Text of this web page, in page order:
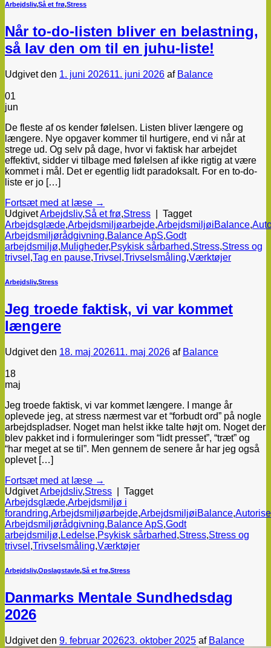
Arbejdsliv,Så et frø,Stress
Når to-do-listen bliver en belastning,
så lav den om til en juhu-liste!
Udgivet den 1. juni 202611. juni 2026 af Balance
01
jun
De fleste af os kender følelsen. Listen bliver længere og
længere. Nye opgaver kommer til hurtigere, end vi når at
strege ud. Og selv på dage, hvor vi faktisk har arbejdet
effektivt, sidder vi tilbage med følelsen af ikke rigtig at være
kommet i mål. Det er egentlig lidt paradoksalt. For en to-do-
liste er jo […]
Fortsæt med at læse →
UdgivetArbejdsliv,Så et frø,Stress
Tagget
Arbejdsglæde,Arbejdsmiljøarbejde,ArbejdsmiljøiBalance,
Arbejdsmiljørådgivning,Balance ApS,Godt
arbejdsmiljø,Muligheder,Psykisk sårbarhed,Stress,Stress og
trivsel ,Tag en pause,Trivsel ,Trivselsmåling,Værktøjer
Arbejdsliv,Stress
Jeg troede faktisk, vi var kommet
længere
Udgivet den 18. maj 202611. maj 2026 af Balance
18
maj
Jeg troede faktisk, vi var kommet længere. I mange år
oplevede jeg, at stress nærmest var et “forbudt ord” på nogle
arbejdspladser. Noget man helst ikke talte højt om. Noget der
blev pakket ind i formuleringer som “lidt presset”, “træt” og
“har meget at se til”. Men gennem de senere år har jeg også
oplevet […]
Fortsæt med at læse →
UdgivetArbejdsliv,Stress
Tagget
Arbejdsglæde,Arbejdsmiljø i
forandring,Arbejdsmiljøarbejde,ArbejdsmiljøiBalance,
Arbejdsmiljørådgivning,Balance ApS,Godt
arbejdsmiljø, Ledelse,Psykisk sårbarhed,Stress,Stress og
trivsel ,Trivselsmåling,Værktøjer
Arbejdsliv,Opslagstavle,Så et frø,Stress
Danmarks Mentale Sundhedsdag
2026
Udgivet den 9. februar 202623. oktober 2025 af Balance